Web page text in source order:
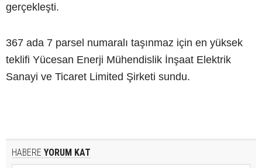
gerçekleşti.
367 ada 7 parsel numaralı taşınmaz için en yüksek
teklifi Yücesan Enerji Mühendislik İnşaat Elektrik
Sanayi ve Ticaret Limited Şirketi sundu.
HABERE YORUM KAT